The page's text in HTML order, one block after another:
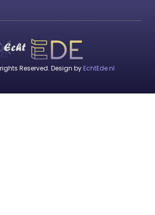
Reserved. Design by EchtEde.nl